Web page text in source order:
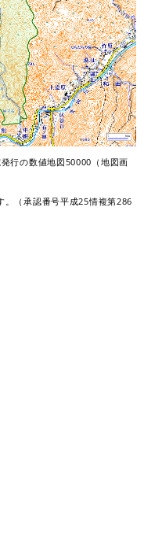
行の数値地図50000（地図画
。（承認番号平成25情複第286